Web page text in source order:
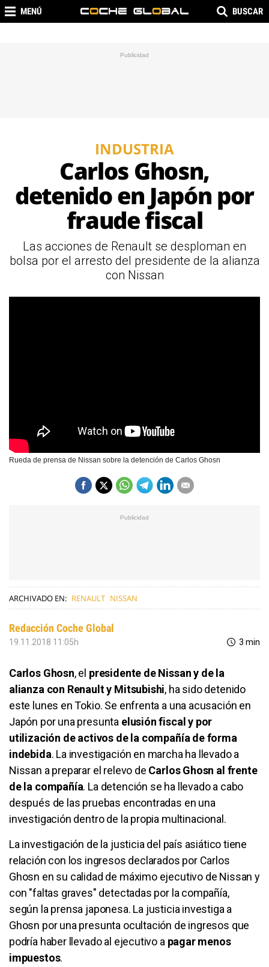
MENÚ BUSCAR
INDUSTRIA
Carlos Ghosn,
detenido en Japón por
fraude fiscal
Las acciones de Renault se desploman en
bolsa por el arresto del presidente de la alianza
con Nissan
Rueda de prensa de Nissan sobre la detención de Carlos Ghosn
ARCHIVADO EN: RENAULT NISSAN
Redacción Coche Global
19.11.2018 11:05h 3 min
Carlos Ghosn, el presidente de Nissan y de la
alianza con Renault y Mitsubishi, ha sido detenido
este lunes en Tokio. Se enfrenta a una acusación en
Japón por una presunta elusión fiscal y por
utilización de activos de la compañía de forma
indebida. La investigación en marcha ha llevado a
Nissan a preparar el relevo de Carlos Ghosn al frente
de la compañía. La detención se ha llevado a cabo
después de las pruebas encontradas en una
investigación dentro de la propia multinacional.
La investigación de la justicia del país asiático tiene
relación con los ingresos declarados por Carlos
Ghosn en su calidad de máximo ejecutivo de Nissan y
con "faltas graves" detectadas por la compañía,
según la prensa japonesa. La justicia investiga a
Ghosn por una presunta ocultación de ingresos que
podría haber llevado al ejecutivo a pagar menos
impuestos.